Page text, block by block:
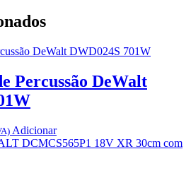
Percussão DeWalt
Adicionar